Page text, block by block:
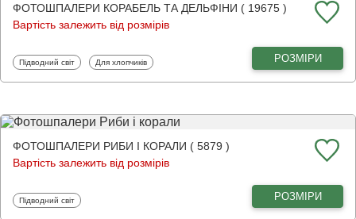
ФОТОШПАЛЕРИ КОРАБЕЛЬ ТА ДЕЛЬФІНИ ( 19675 )
Вартість залежить від розмірів
Фотошпалери
Підводний світ Фотошпалери
Для хлопчиків РОЗМІРИ
ФОТОШПАЛЕРИ РИБИ І КОРАЛИ ( 5879 )
Вартість залежить від розмірів
Фотошпалери
Підводний світ РОЗМІРИ